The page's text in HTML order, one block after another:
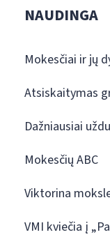
NAUDINGA
Mokesčiai ir jų
Atsiskaitymas
Dažniausiai
Mokesčių ABC
Viktorina
VMI kviečia į